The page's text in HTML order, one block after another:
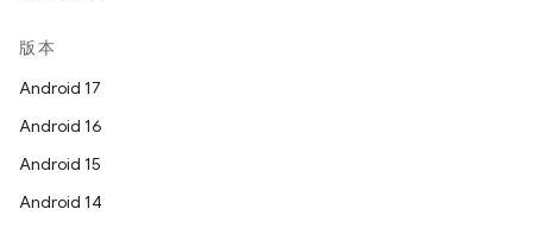
版本
Android 17
Android 16
Android 15
Android 14